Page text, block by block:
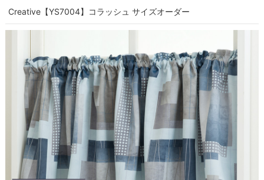
Creative【YS7004】コラッシュ サイズオーダー